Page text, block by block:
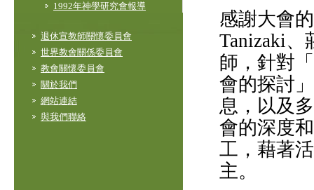
1992年神學研究會報導
退休宣教師關懷委員會
世界教會關係委員會
教會關懷委員會
關於我們
網站連結
與我們聯絡
感謝大會
Tanizaki、
師，針對
會的探討
息，以及
會的深度
工，藉著
主。